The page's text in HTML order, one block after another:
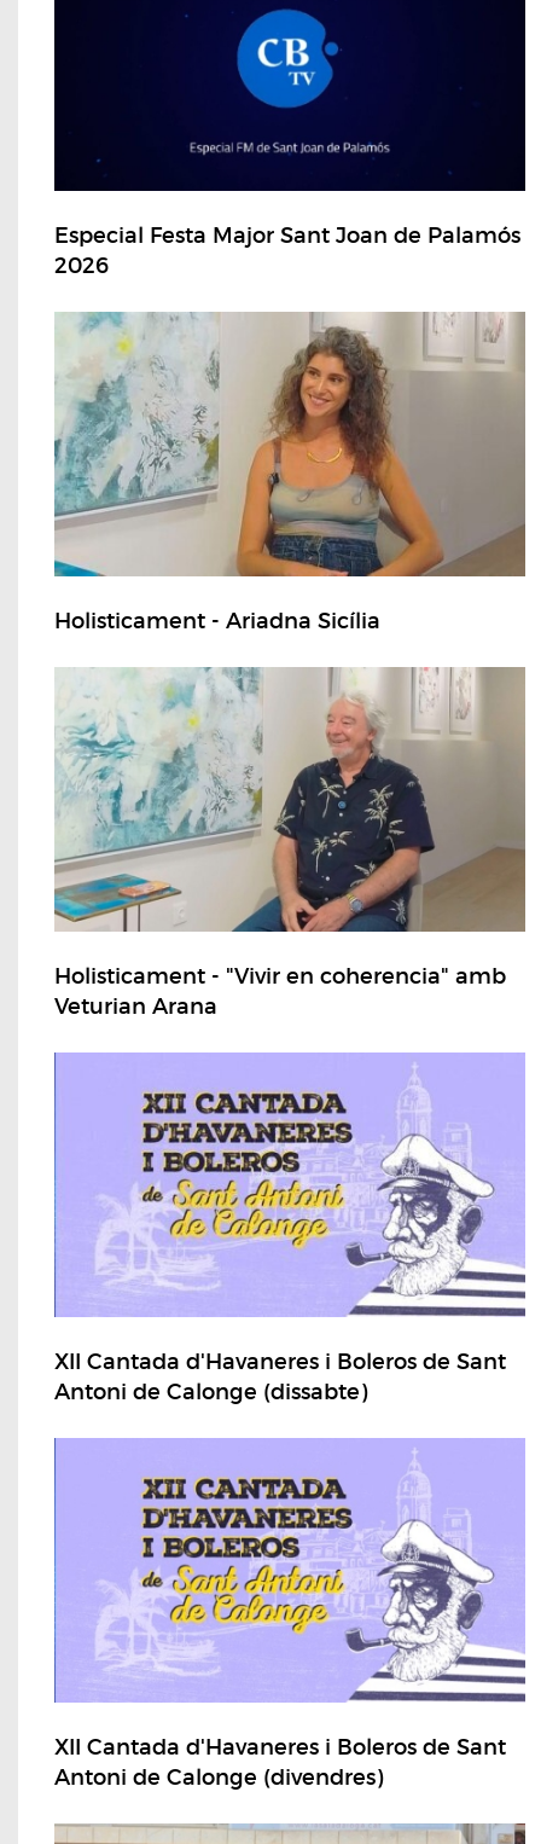
Especial Festa Major Sant Joan de Palamós
2026
Holisticament - Ariadna Sicília
Holisticament - "Vivir en coherencia" amb
Veturian Arana
XII Cantada d'Havaneres i Boleros de Sant
Antoni de Calonge (dissabte)
XII Cantada d'Havaneres i Boleros de Sant
Antoni de Calonge (divendres)